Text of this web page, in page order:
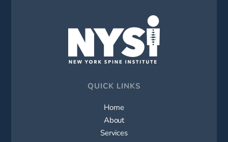
QUICK LINKS
Home
About
Services